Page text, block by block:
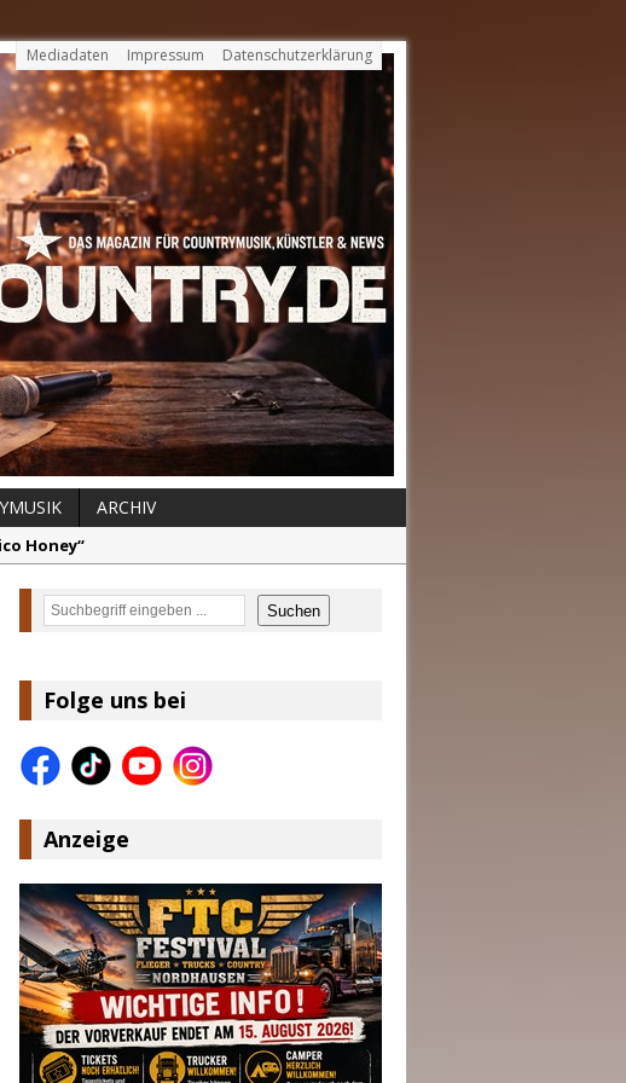
Mediadaten Impressum Datenschutzerklärung
ARCHIV
Honey“
und Shaboozey im Fokus
mit „Better Days Ahead“ an
Leser
Suchen Suchen
Folge uns bei
Anzeige